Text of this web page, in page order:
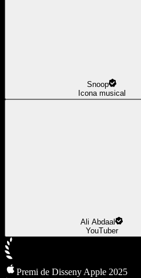
Snoop
Icona musical
Ali Abdaal
YouTuber
Premi de Disseny Apple 2025